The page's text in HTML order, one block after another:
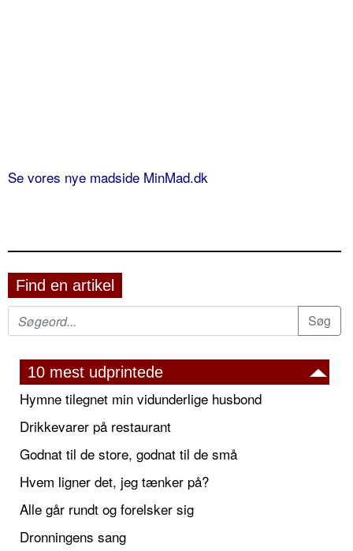
Se vores nye madside MinMad.dk
Find en artikel
10 mest udprintede
Hymne tilegnet min vidunderlige husbond
Drikkevarer på restaurant
Godnat til de store, godnat til de små
Hvem ligner det, jeg tænker på?
Alle går rundt og forelsker sig
Dronningens sang